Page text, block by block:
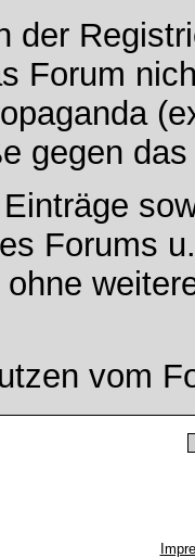
der
Forum
gegen
Forums
vom